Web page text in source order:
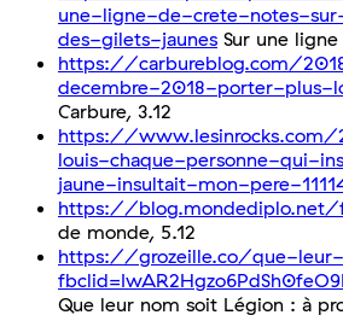
une-ligne-de-crete-notes-
des-gilets-jaunes Sur une
https://carbureblog.com/
decembre-2018-porter-plus-
Carbure, 3.12
https://
louis-chaque-personne-qui-
jaune-insultait-mon-pere-
https://
de monde, 5.12
https://grozeille.co/que-
Que leur nom soit Légion : à